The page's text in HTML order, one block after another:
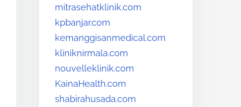
mitrasehatklinik.com
kpbanjar.com
kemanggisanmedical.com
kliniknirmala.com
nouvelleklinik.com
KainaHealth.com
shabirahusada.com